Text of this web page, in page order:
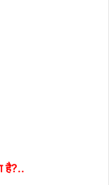
है?..